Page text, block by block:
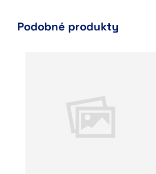
Podobné produkty